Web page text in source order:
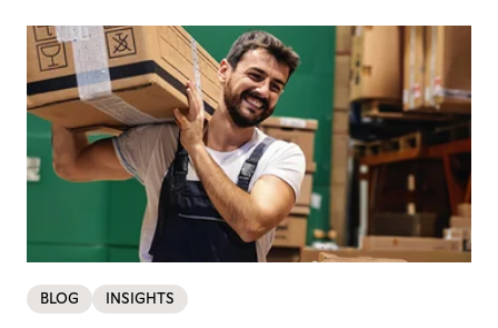
BLOG INSIGHTS